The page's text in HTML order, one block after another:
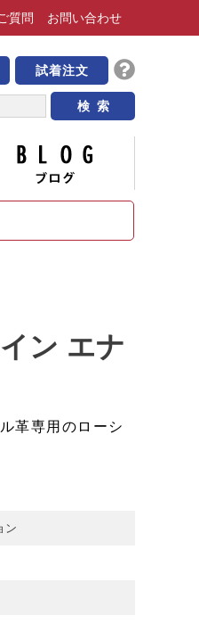
質問 お問い合わせ
ー
試着注文
ン エナ
革専用のローシ
ン